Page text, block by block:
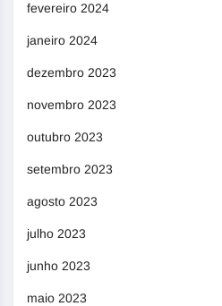
fevereiro 2024
janeiro 2024
dezembro 2023
novembro 2023
outubro 2023
setembro 2023
agosto 2023
julho 2023
junho 2023
maio 2023